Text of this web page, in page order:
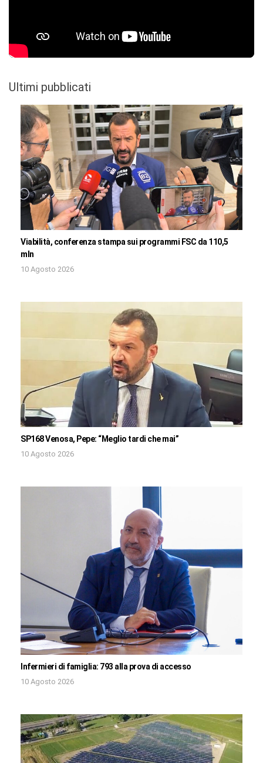
Ultimi pubblicati
Viabilità, conferenza stampa sui programmi FSC da 110,5
mln
10 Agosto 2026
SP168 Venosa, Pepe: “Meglio tardi che mai”
10 Agosto 2026
Infermieri di famiglia: 793 alla prova di accesso
10 Agosto 2026